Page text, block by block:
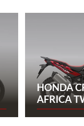
HONDA
AFRICA